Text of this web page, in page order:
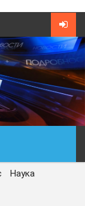
Наука